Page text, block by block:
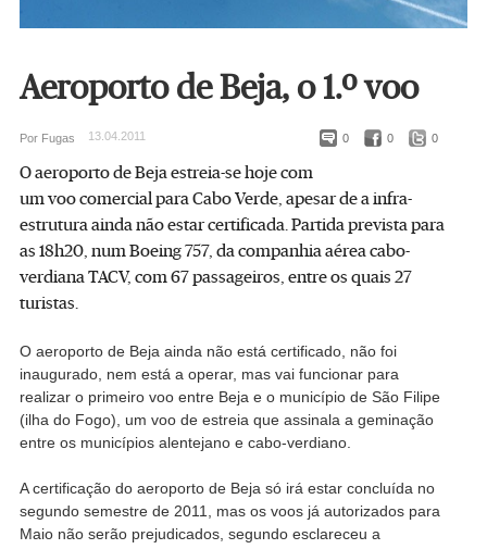
Aeroporto de Beja, o 1.º voo
0 0 0
Por Fugas 13.04.2011
O aeroporto de Beja estreia-se hoje com
um voo comercial para Cabo Verde, apesar de a infra-
estrutura ainda não estar certificada. Partida prevista para
as 18h20, num Boeing 757, da companhia aérea cabo-
verdiana TACV, com 67 passageiros, entre os quais 27
turistas.
O aeroporto de Beja ainda não está certificado, não foi
inaugurado, nem está a operar, mas vai funcionar para
realizar o primeiro voo entre Beja e o município de São Filipe
(ilha do Fogo), um voo de estreia que assinala a geminação
entre os municípios alentejano e cabo-verdiano.
A certificação do aeroporto de Beja só irá estar concluída no
segundo semestre de 2011, mas os voos já autorizados para
Maio não serão prejudicados, segundo esclareceu a